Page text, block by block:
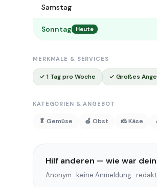
Samstag
Sonntag Heute
MERKMALE & SERVICES
✓ 1 Tag pro Woche ✓ Großes
KATEGORIEN & ANGEBOT
🥬 Gemüse 🍎 Obst 🧀 Käse
Hilf anderen — wie war
Anonym · keine Anmeldung ·